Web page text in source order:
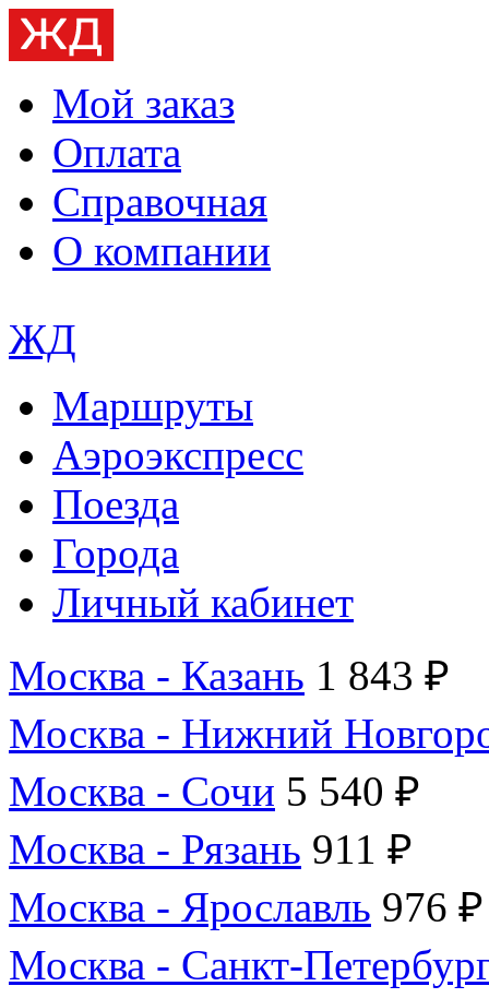
Мой заказ
Оплата
Справочная
О компании
ЖД
Маршруты
Аэроэкспресс
Поезда
Города
Личный кабинет
Москва - Казань 1 843 ₽
Москва - Нижний
Москва - Сочи 5 540 ₽
Москва - Рязань 911 ₽
Москва - Ярославль 976 ₽
Москва - Санкт-